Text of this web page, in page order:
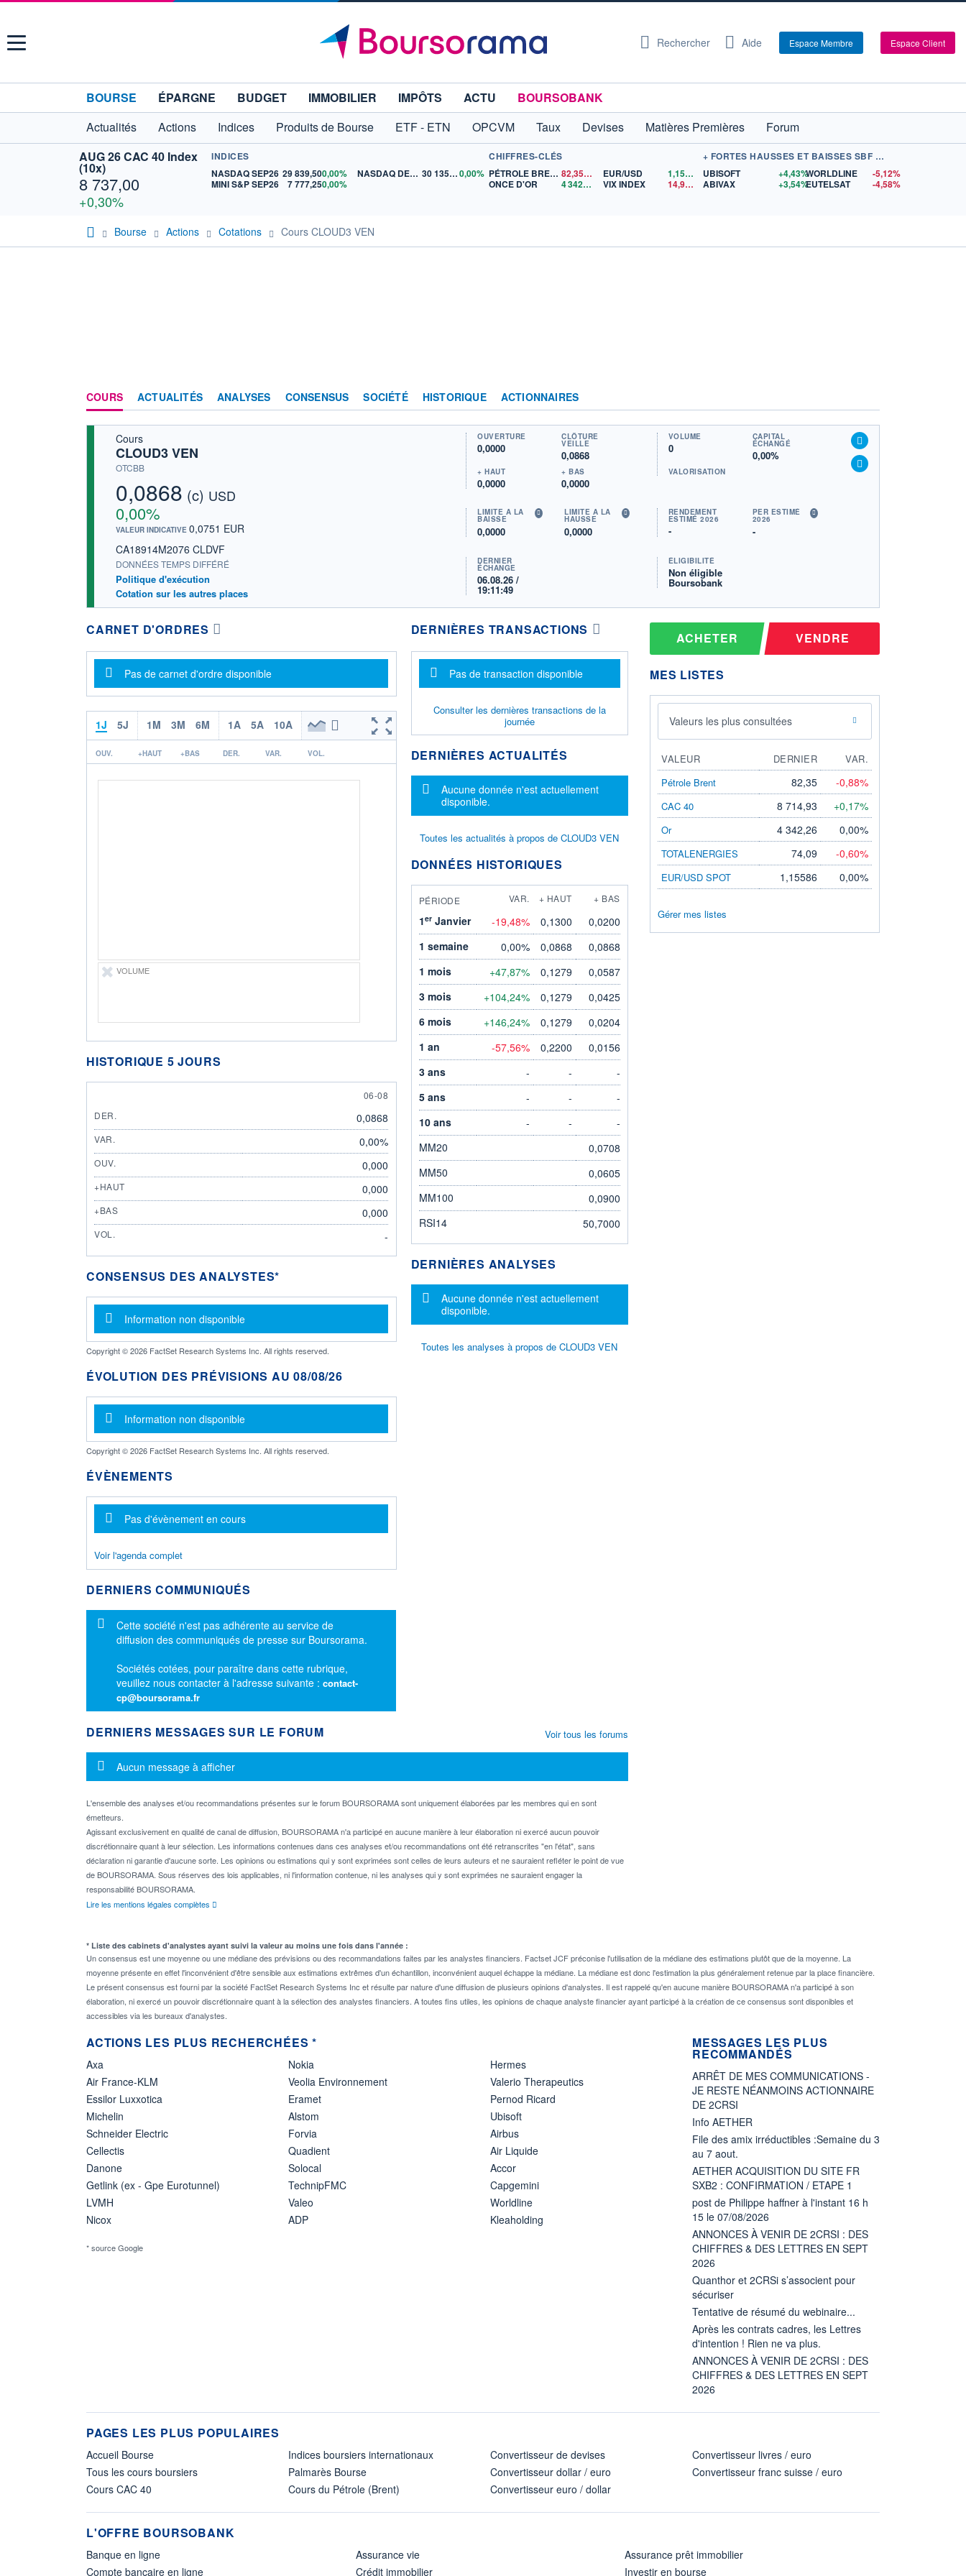
Menu Rechercher Aide Espace Membre Espace Client
BOURSE ÉPARGNE BUDGET IMMOBILIER IMPÔTS ACTU
BOURSOBANK
Actualités
Actions Indices Produits de Bourse ETF - ETN OPCVM Taux Devises Matières Premières
Forum
AUG 26 CAC 40 Index
(10x)
8 737,00
+0,30%
INDICES
NASDAQ SEP26 29 839,500,00%
MINI S&P SEP26
7 777,250,00%
NASDAQ DEC26 30 135,000,00%
CHIFFRES-CLÉS
PÉTROLE BRENT
82,35
$US
ONCE D'OR
4 342,26 $US
EUR/USD 1,1559
$US
VIX INDEX
14,90$US
+ FORTES HAUSSES ET BAISSES SBF 120
UBISOFT
+4,43%
ABIVAX
+3,54%
WORLDLINE
-5,12%
EUTELSAT
-4,58%
Bourse Actions Cotations Cours CLOUD3 VEN
COURS ACTUALITÉS ANALYSES CONSENSUS SOCIÉTÉ HISTORIQUE ACTIONNAIRES
Cours
CLOUD3 VEN
OTCBB
0,0868 (c) USD
0,00%
VALEUR INDICATIVE 0,0751 EUR
CA18914M2076 CLDVF
DONNÉES TEMPS DIFFÉRÉ
Politique d'exécution
Cotation sur les autres places
OUVERTURE
0,0000
CLÔTURE
VEILLE
0,0868
+ HAUT
0,0000
+ BAS
0,0000
VOLUME
0
CAPITAL
ÉCHANGÉ
0,00%
VALORISATION
LIMITE À LA
BAISSE
0,0000
LIMITE À LA
HAUSSE
0,0000
RENDEMENT
ESTIMÉ 2026
-
PER ESTIMÉ
2026
-
DERNIER
ÉCHANGE
06.08.26 /
19:11:49
ÉLIGIBILITÉ
Non éligible
Boursobank
CARNET D'ORDRES
Message d'information
Pas de carnet d'ordre disponible
1J 5J 1M 3M 6M 1A 5A 10A
OUV. +HAUT +BAS DER. VAR. VOL.
VOLUME
HISTORIQUE 5 JOURS
6 AUGUST
06-08
DER.
0,0868
VAR. 0,00%
OUV. 0,000
+HAUT 0,000
+BAS 0,000
VOL. -
CONSENSUS DES ANALYSTES*
Message d'information
Information non disponible
Copyright © 2026 FactSet Research Systems Inc. All rights reserved.
ÉVOLUTION DES PRÉVISIONS AU 08/08/26
Message d'information
Information non disponible
Copyright © 2026 FactSet Research Systems Inc. All rights reserved.
ÉVÈNEMENTS
Message d'information
Pas d'évènement en cours
Voir l'agenda complet
DERNIERS COMMUNIQUÉS
Message d'information
Cette société n'est pas adhérente au service de
diffusion des communiqués de presse sur Boursorama.
Sociétés cotées, pour paraître dans cette rubrique,
veuillez nous contacter à l'adresse suivante : contact-
cp@boursorama.fr
DERNIÈRES TRANSACTIONS
Message d'information
Pas de transaction disponible
Consulter les dernières transactions de la
journée
DERNIÈRES ACTUALITÉS
Message d'information
Aucune donnée n'est actuellement
disponible.
Toutes les actualités à propos de CLOUD3 VEN
DONNÉES HISTORIQUES
PÉRIODE VAR. + HAUT + BAS
1erJanvier -19,48% 0,1300
0,0200
1 semaine
0,00% 0,0868
0,0868
1 mois
+47,87% 0,1279
0,0587
3 mois
+104,24% 0,1279
0,0425
6 mois
+146,24% 0,1279
0,0204
1 an
-57,56% 0,2200
0,0156
3 ans
- -
-
5 ans
- -
-
10 ans
- -
-
MM20
0,0708
MM50
0,0605
MM100
0,0900
RSI14
50,7000
DERNIÈRES ANALYSES
Message d'information
Aucune donnée n'est actuellement
disponible.
Toutes les analyses à propos de CLOUD3 VEN
DERNIERS MESSAGES SUR LE FORUM
Message d'information
Aucun message à afficher
L'ensemble des analyses et/ou recommandations présentes sur le forum BOURSORAMA sont uniquement élaborées par les membres qui en sont
émetteurs.
Agissant exclusivement en qualité de canal de diffusion, BOURSORAMA n'a participé en aucune manière à leur élaboration ni exercé aucun pouvoir
discrétionnaire quant à leur sélection. Les informations contenues dans ces analyses et/ou recommandations ont été retranscrites "en l'état", sans
déclaration ni garantie d'aucune sorte. Les opinions ou estimations qui y sont exprimées sont celles de leurs auteurs et ne sauraient refléter le point de vue
de BOURSORAMA. Sous réserves des lois applicables, ni l'information contenue, ni les analyses qui y sont exprimées ne sauraient engager la
responsabilité BOURSORAMA.
Lire les mentions légales complètes
Voir tous les forums
ACHETER VENDRE
MES LISTES
Valeurs les plus consultées
VALEUR DERNIER
VAR.
Pétrole Brent
82,35 -0,88%
CAC 40 8 714,93 +0,17%
Or 4 342,26 0,00%
TOTALENERGIES 74,09 -0,60%
EUR/USD SPOT 1,15586 0,00%
Gérer mes listes
* Liste des cabinets d'analystes ayant suivi la valeur au moins une fois dans l'année :
Un consensus est une moyenne ou une médiane des prévisions ou des recommandations faites par les analystes financiers. Factset JCF préconise l'utilisation de la médiane des estimations plutôt que de la moyenne. La
moyenne présente en effet l'inconvénient d'être sensible aux estimations extrêmes d'un échantillon, inconvénient auquel échappe la médiane. La médiane est donc l'estimation la plus généralement retenue par la place financière.
Le présent consensus est fourni par la société FactSet Research Systems Inc et résulte par nature d'une diffusion de plusieurs opinions d'analystes. Il est rappelé qu'en aucune manière BOURSORAMA n'a participé à son
élaboration, ni exercé un pouvoir discrétionnaire quant à la sélection des analystes financiers. A toutes fins utiles, les opinions de chaque analyste financier ayant participé à la création de ce consensus sont disponibles et
accessibles via les bureaux d'analystes.
ACTIONS LES PLUS RECHERCHÉES *
Axa
Air France-KLM
Essilor Luxxotica
Michelin
Schneider Electric
Cellectis
Danone
Getlink (ex - Gpe Eurotunnel)
LVMH
Nicox
Nokia
Veolia Environnement
Eramet
Alstom
Forvia
Quadient
Solocal
TechnipFMC
Valeo
ADP
Hermes
Valerio Therapeutics
Pernod Ricard
Ubisoft
Airbus
Air Liquide
Accor
Capgemini
Worldline
Kleaholding
* source Google
MESSAGES LES PLUS
RECOMMANDÉS
ARRÊT DE MES COMMUNICATIONS -
JE RESTE NÉANMOINS ACTIONNAIRE
DE 2CRSI
Info AETHER
File des amix irréductibles :Semaine du 3
au 7 aout.
AETHER ACQUISITION DU SITE FR
SXB2 : CONFIRMATION / ETAPE 1
post de Philippe haffner à l'instant 16 h
15 le 07/08/2026
ANNONCES À VENIR DE 2CRSI : DES
CHIFFRES & DES LETTRES EN SEPT
2026
Quanthor et 2CRSi s’associent pour
sécuriser
Tentative de résumé du webinaire...
Après les contrats cadres, les Lettres
d'intention ! Rien ne va plus.
ANNONCES À VENIR DE 2CRSI : DES
CHIFFRES & DES LETTRES EN SEPT
2026
PAGES LES PLUS POPULAIRES
Accueil Bourse
Tous les cours boursiers
Cours CAC 40
Indices boursiers internationaux
Palmarès Bourse
Cours du Pétrole (Brent)
Convertisseur de devises
Convertisseur dollar / euro
Convertisseur euro / dollar
Convertisseur livres / euro
Convertisseur franc suisse / euro
L'OFFRE BOURSOBANK
Banque en ligne
Compte bancaire en ligne
Assurance vie
Crédit immobilier
Assurance prêt immobilier
Investir en bourse